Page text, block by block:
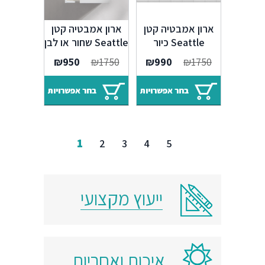
ארון אמבטיה קטן
Seattle כיור
אנטגרלי שחור או
לבן
₪1750
₪990
בחר אפשרויות
ארון אמבטיה קטן
Seattle שחור או לבן
₪1750
₪950
בחר אפשרויות
1 2 3 4 5
ייעוץ מקצועי